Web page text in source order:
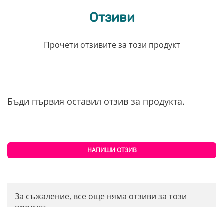
Отзиви
Прочети отзивите за този продукт
Бъди първия оставил отзив за продукта.
НАПИШИ ОТЗИВ
За съжаление, все още няма отзиви за този